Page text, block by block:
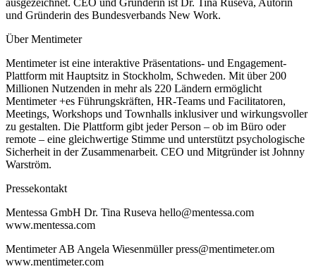
ausgezeichnet. CEO und Gründerin ist Dr. Tina Ruseva, Autorin
und Gründerin des Bundesverbands New Work.
Über Mentimeter
Mentimeter ist eine interaktive Präsentations- und Engagement-
Plattform mit Hauptsitz in Stockholm, Schweden. Mit über 200
Millionen Nutzenden in mehr als 220 Ländern ermöglicht
Mentimeter +es Führungskräften, HR-Teams und Facilitatoren,
Meetings, Workshops und Townhalls inklusiver und wirkungsvoller
zu gestalten. Die Plattform gibt jeder Person – ob im Büro oder
remote – eine gleichwertige Stimme und unterstützt psychologische
Sicherheit in der Zusammenarbeit. CEO und Mitgründer ist Johnny
Warström.
Pressekontakt
Mentessa GmbH Dr. Tina Ruseva hello@mentessa.com
www.mentessa.com
Mentimeter AB Angela Wiesenmüller press@mentimeter.om
www.mentimeter.com